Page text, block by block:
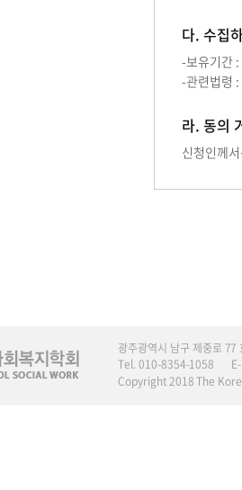
다. 수집
-보유기간
-관련법령
라. 동의
신청인께
광주광역시 남구 제중로 77
Tel. 010-8354-1058
Copyright 2018 The